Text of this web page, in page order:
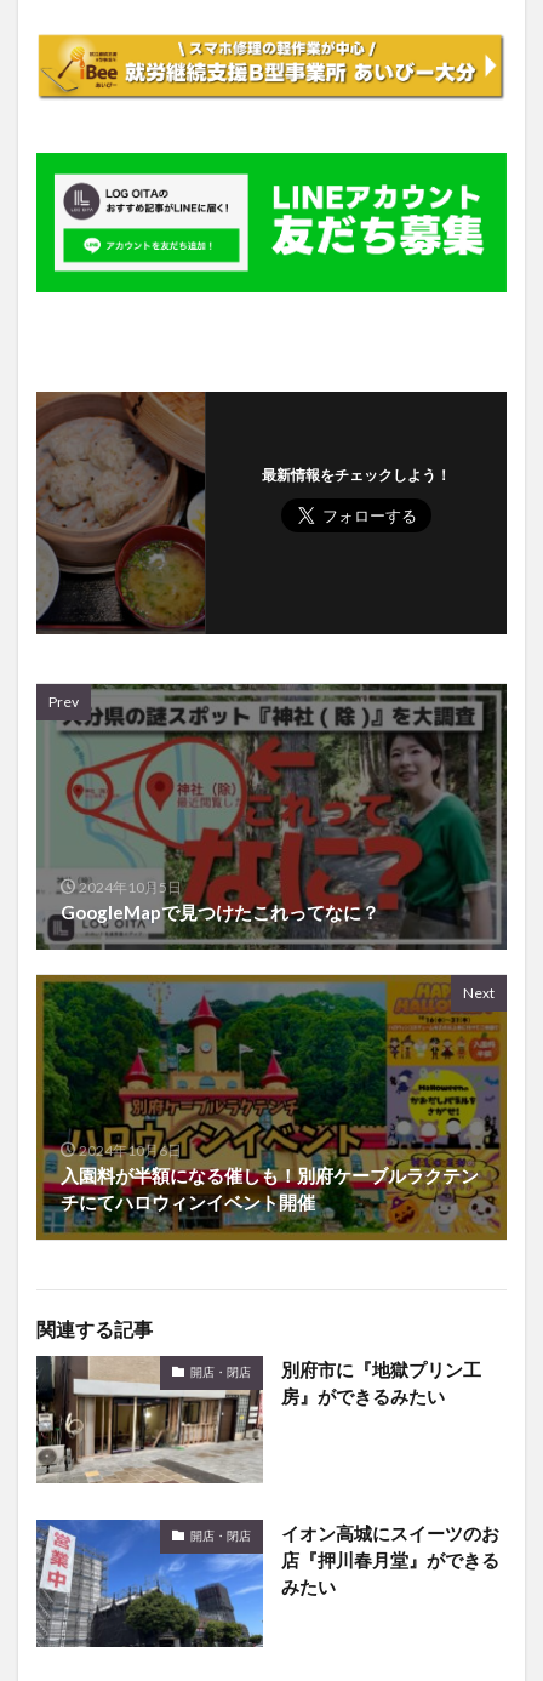
最新情報をチェックしよう！
Prev
2024年10月5日
GoogleMapで見つけたこれってなに？
Next
2024年10月6日
入園料が半額になる催しも！別府ケーブルラクテン
チにてハロウィンイベント開催
関連する記事
開店・閉店
別府市に『地獄プリン工
房』ができるみたい
開店・閉店
イオン高城にスイーツのお
店『押川春月堂』ができる
みたい